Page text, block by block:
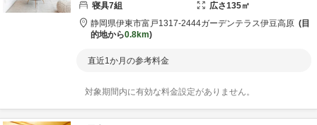
寝具7組 広さ135㎡
静岡県伊東市富戸1317-2444ガーデンテラス伊豆高原
目
的地から0.8km
直近1か月の参考料金
対象期間内に有効な料金設定がありません。